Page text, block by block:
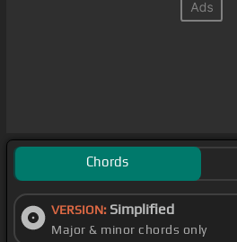
Chords
VERSION: Simplified
Major & minor chords only